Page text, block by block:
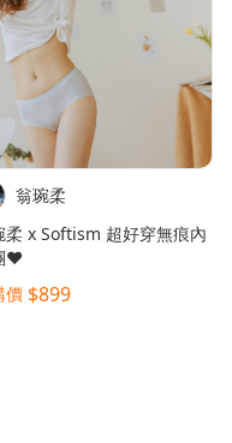
翁琬柔
柔 x Softism 超好穿無痕內
❤️
價 $899